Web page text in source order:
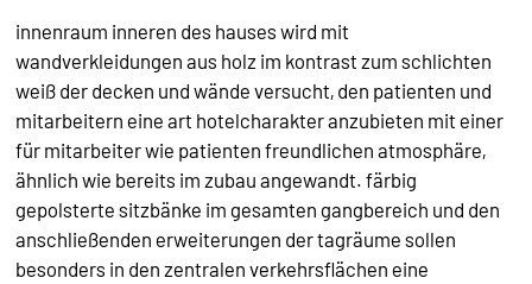
innenraum inneren des hauses wird mit
wandverkleidungen aus holz im kontrast zum schlichten
weiß der decken und wände versucht, den patienten und
mitarbeitern eine art hotelcharakter anzubieten mit einer
für mitarbeiter wie patienten freundlichen atmosphäre,
ähnlich wie bereits im zubau angewandt. färbig
gepolsterte sitzbänke im gesamten gangbereich und den
anschließenden erweiterungen der tagräume sollen
besonders in den zentralen verkehrsflächen eine